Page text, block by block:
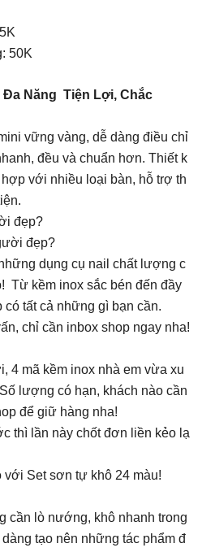
50K
Năng Tiện Lợi, Chắc
vững vàng, dễ dàng điều chỉ
đều và chuẩn hơn. Thiết k
với nhiều loại bàn, hỗ trợ th
đẹp?
đẹp?
dụng cụ nail chất lượng c
Từ kềm inox sắc bén đến đầy
có tất cả những gì bạn cần.
chỉ cần inbox shop ngay nha!
4 mã kềm inox nhà em vừa xu
lượng có hạn, khách nào cần
để giữ hàng nha!
thì lần này chốt đơn liền kẻo lạ
với Set sơn tự khô 24 màu!
cần lò nướng, khô nhanh trong
tạo nên những tác phẩm đ